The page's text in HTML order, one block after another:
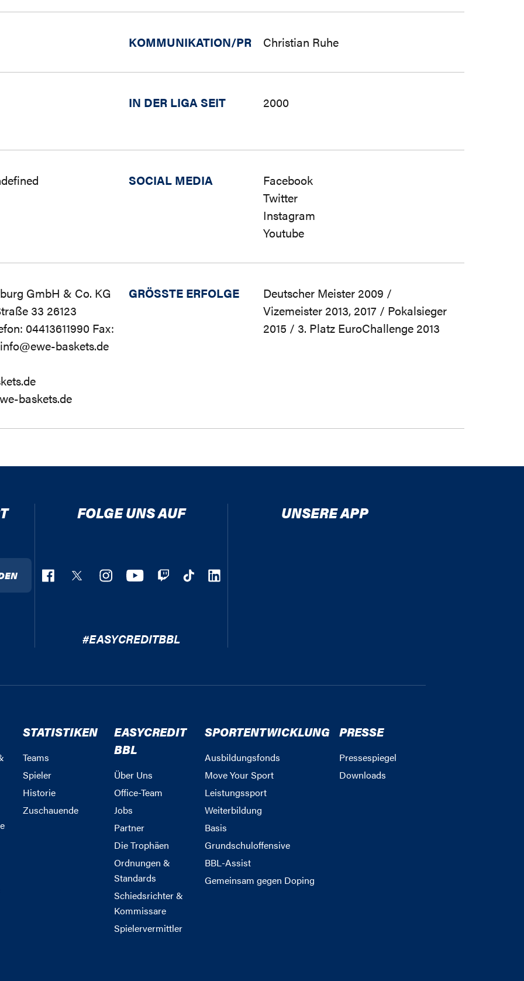
KOMMUNIKATION/PR Christian Ruhe
IN DER LIGA SEIT 2000
SOCIAL MEDIA
Facebook
Twitter
Instagram
Youtube
GmbH & Co. KG
33 26123
04413611990 Fax:
baskets.de
baskets.de
GRÖSSTE ERFOLGE
Deutscher Meister 2009 /
Vizemeister 2013, 2017 / Pokalsieger
2015 / 3. Platz EuroChallenge 2013
FOLGE UNS AUF
#EASYCREDITBBL
UNSERE APP
STATISTIKEN
Teams
Spieler
Historie
Zuschauende
EASYCREDIT
BBL
Über Uns
Office-Team
Jobs
Partner
Die Trophäen
Ordnungen &
Standards
Schiedsrichter &
Kommissare
Spielervermittler
SPORTENTWICKLUNG
Ausbildungsfonds
Move Your Sport
Leistungssport
Weiterbildung
Basis
Grundschuloffensive
BBL-Assist
Gemeinsam gegen Doping
PRESSE
Pressespiegel
Downloads